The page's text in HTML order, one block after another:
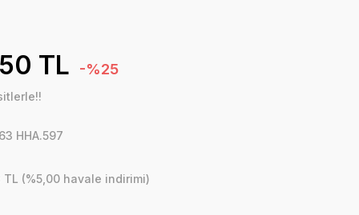
TL -%25
HHA.597
TL (%5,00 havale indirimi)